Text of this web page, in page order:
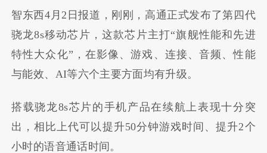
智东西4月2日报道，刚刚，高通正式发布了第四代
骁龙8s移动芯片，这款芯片主打“旗舰性能和先进
特性大众化”，在影像、游戏、连接、音频、性能
与能效、AI等六个主要方面均有升级。
搭载骁龙8s芯片的手机产品在续航上表现十分突
出，相比上代可以提升50分钟游戏时间、提升2个
小时的语音通话时间。